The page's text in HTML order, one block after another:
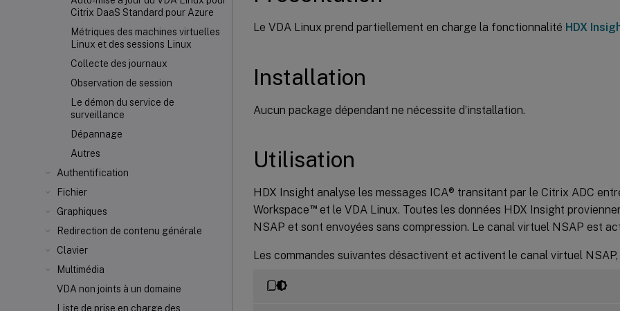
Citrix DaaS Standard pour Azure
Métriques des machines virtuelles
Linux et des sessions Linux
Collecte des journaux
Observation de session
Le démon du service de
surveillance
Dépannage
Autres
Authentification
Fichier
Graphiques
Redirection de contenu générale
Clavier
Multimédia
VDA non joints à un domaine
Liste de prise en charge des
Le VDA Linux prend partiellement en charge la fonctionnalité HDX
Installation
Aucun package dépendant ne nécessite d’installation.
Utilisation
HDX Insight analyse les messages ICA® transitant par le Citrix ADC
Workspace™et le VDA Linux. Toutes les données HDX Insight
NSAP et sont envoyées sans compression. Le canal virtuel NSAP est
Les commandes suivantes désactivent et activent le canal virtuel